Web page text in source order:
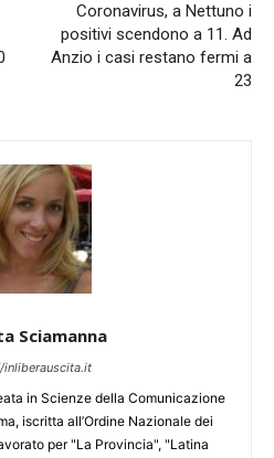
Coronavirus, a Nettuno i
positivi scendono a 11. Ad
Anzio i casi restano fermi a
23
Sciamanna
in Scienze della Comunicazione
iscritta all’Ordine Nazionale dei
per "La Provincia", "Latina